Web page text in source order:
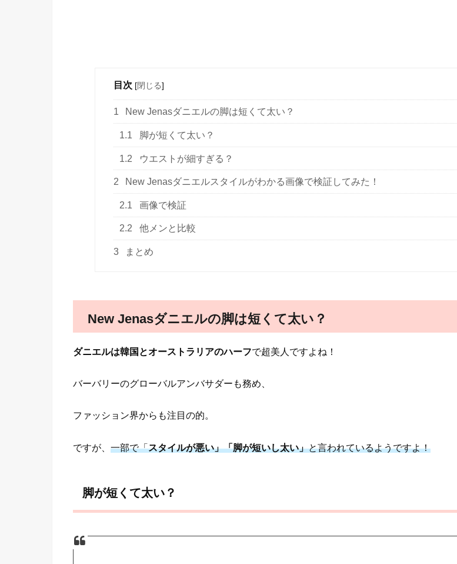
目次 [閉じる]
1 New Jenasダニエルの脚は短くて太い？
1.1 脚が短くて太い？
1.2 ウエストが細すぎる？
2 New Jenasダニエルスタイルがわかる画像で検証してみた！
2.1 画像で検証
2.2 他メンと比較
3 まとめ
New Jenasダニエルの脚は短くて太い？
ダニエルは韓国とオーストラリアのハーフで超美人ですよね！
バーバリーのグローバルアンバサダーも務め、
ファッション界からも注目の的。
ですが、 一部で「スタイルが悪い」「脚が短いし太い」と言われているようですよ！
脚が短くて太い？